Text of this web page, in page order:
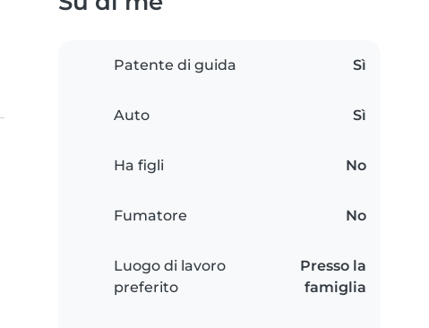
Patente di guida Sì
Auto Sì
Ha figli No
Fumatore No
Luogo di lavoro
preferito
Presso la
famiglia